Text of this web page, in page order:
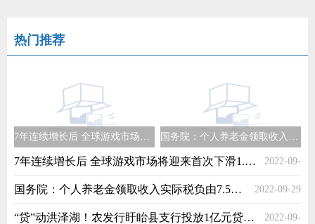
热门推荐
7年连续增长后 全球游戏市场将迎来首次下滑1.2%至1880亿美元 国务院：个人养老金领取收入实际税负由7.5%降为3%
7年连续增长后 全球游戏市场将迎来首次下滑1.2%至1880亿美元 2022-09-
29
国务院：个人养老金领取收入实际税负由7.5%降为3% 2022-09-29
“贷”动洪泽湖！农发行盱眙县支行投放1亿元贷款助力项目建设 2022-09-